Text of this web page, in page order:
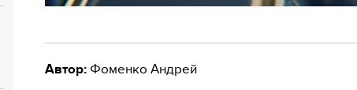
Автор: Фоменко Андрей